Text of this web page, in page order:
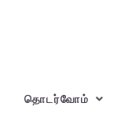
தொடர்வோம்